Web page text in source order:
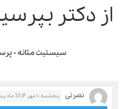
دکتر بپرسید
سیستیت مثانه - پرسش 773804
نصرتی پنجشنبه ۱۰ مهر ۴( 10 ماه پیش)